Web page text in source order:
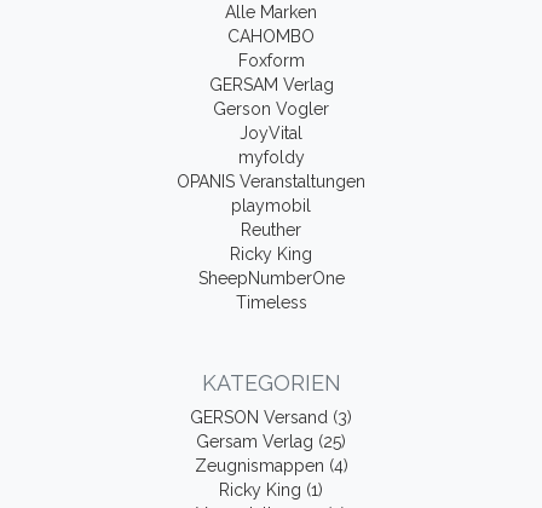
Alle Marken
CAHOMBO
Foxform
GERSAM Verlag
Gerson Vogler
JoyVital
myfoldy
OPANIS Veranstaltungen
playmobil
Reuther
Ricky King
SheepNumberOne
Timeless
KATEGORIEN
GERSON Versand (3)
Gersam Verlag (25)
Zeugnismappen (4)
Ricky King (1)